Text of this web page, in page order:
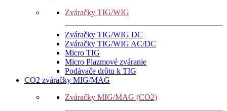
Zváračky TIG/WIG
Zváračky TIG/WIG DC
Zváračky TIG/WIG AC/DC
Micro TIG
Micro Plazmové zváranie
Podávače drôtu k TIG
CO2 zváračky MIG/MAG
Zváračky MIG/MAG (CO2)